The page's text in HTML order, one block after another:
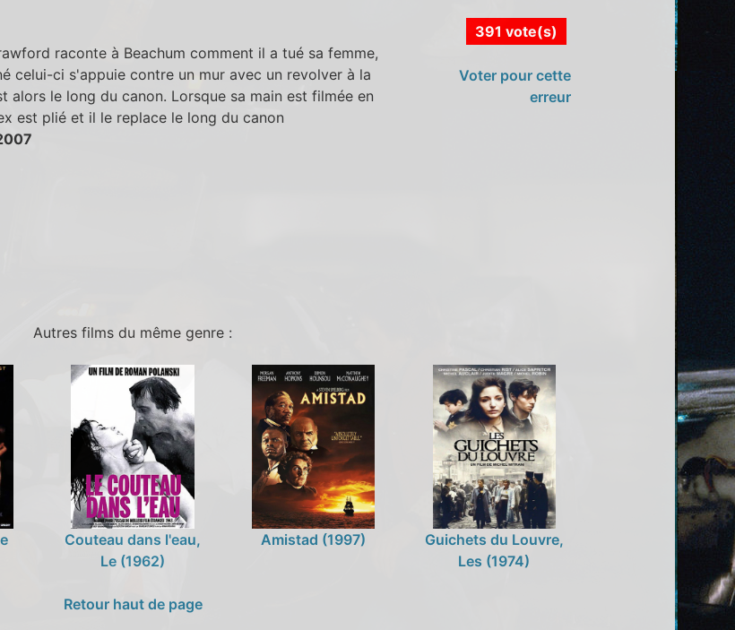
raconte à Beachum comment il a tué sa femme,
celui-ci s'appuie contre un mur avec un revolver à la
alors le long du canon. Lorsque sa main est filmée en
est plié et il le replace le long du canon
391 vote(s)
Voter pour cette
erreur
Autres films du même genre :
Couteau dans l'eau,
Le (1962)
Amistad (1997)
Guichets du Louvre,
Les (1974)
Retour haut de page